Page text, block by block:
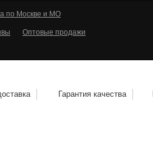
по Москве и МО
Оптовые продажи
Гарантия качества